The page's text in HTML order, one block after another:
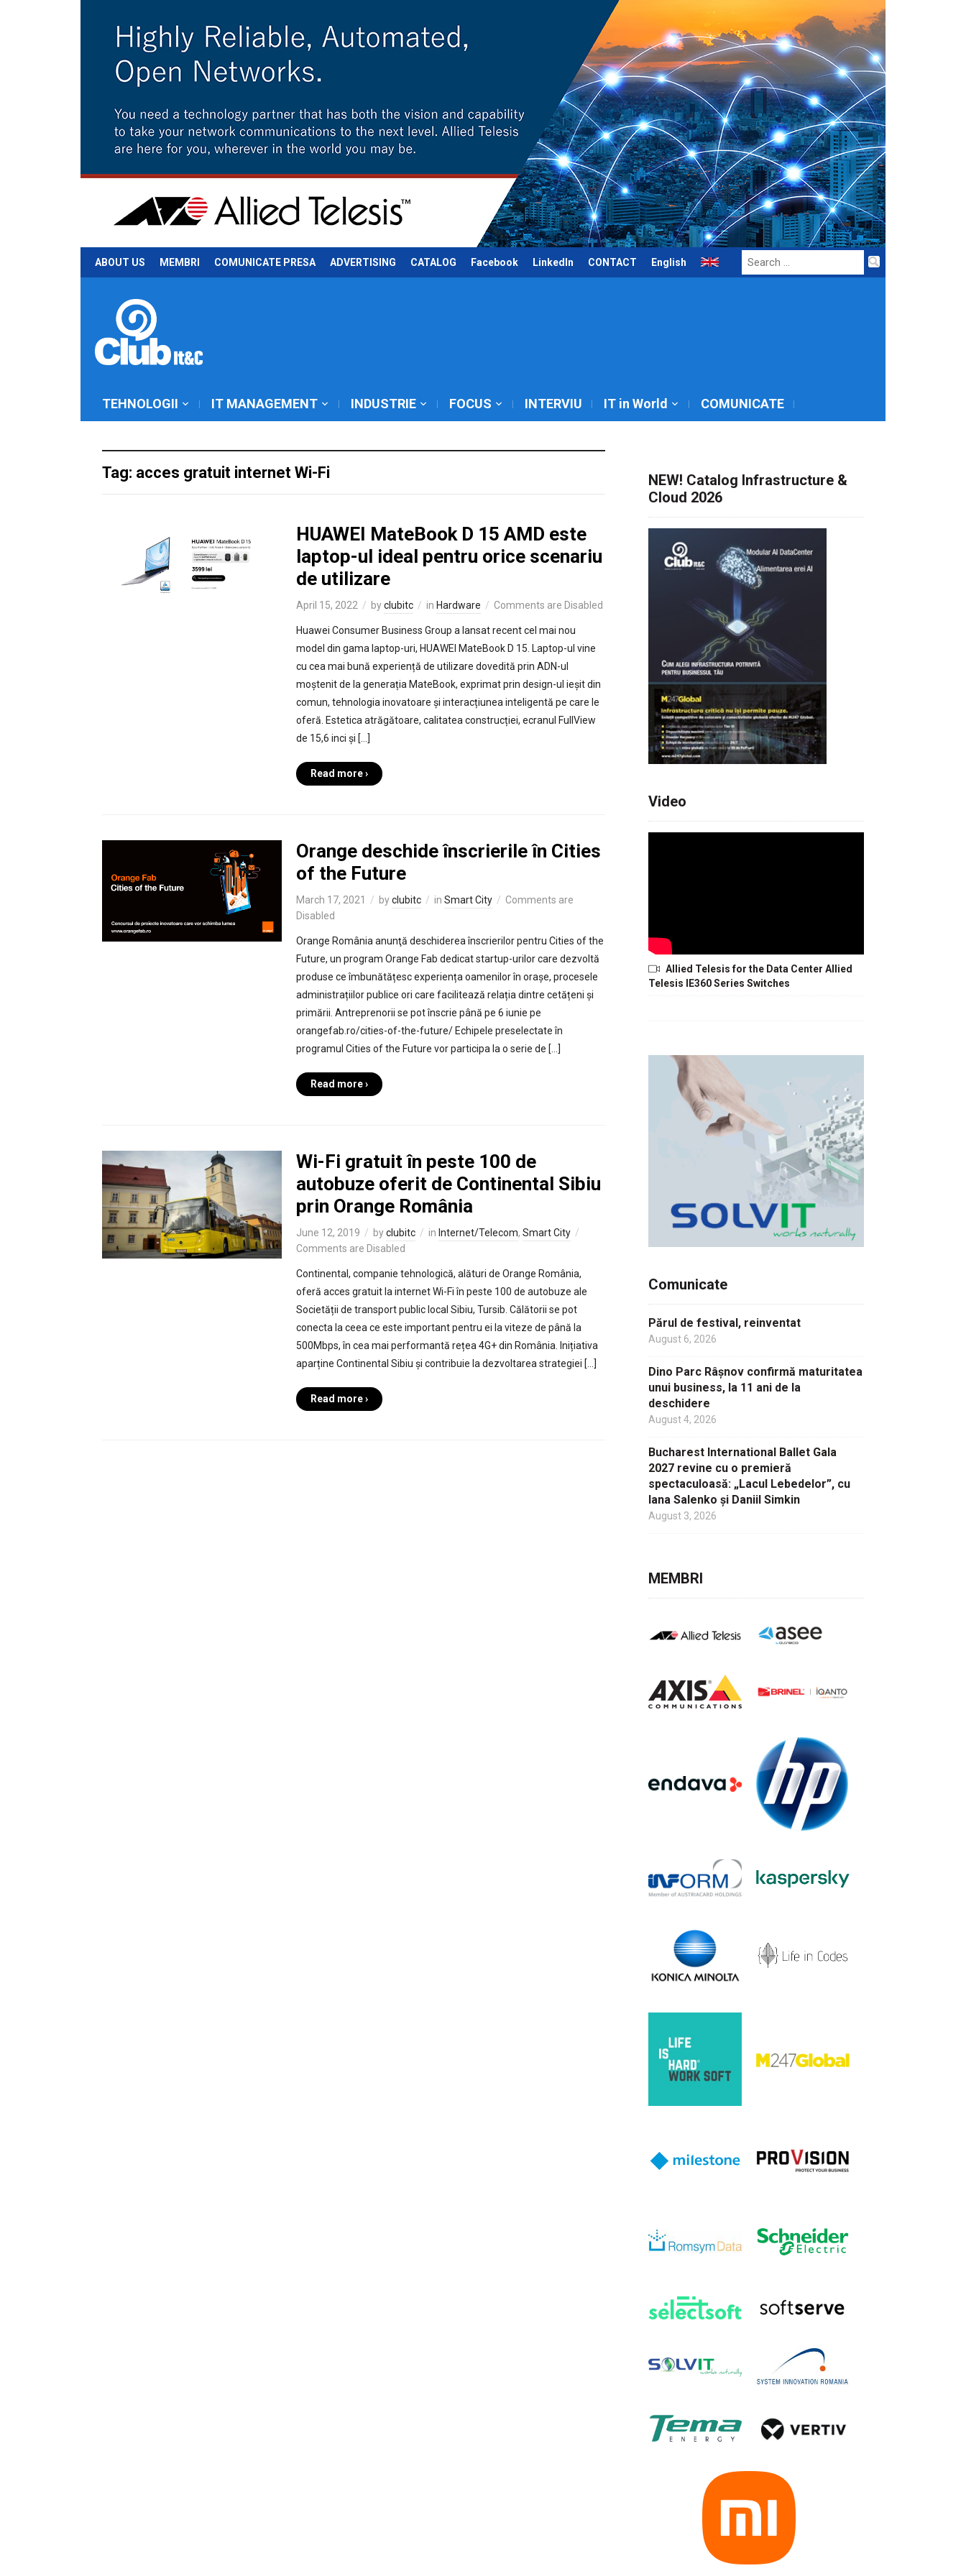
ABOUT US MEMBRI COMUNICATE PRESA ADVERTISING CATALOG Facebook LinkedIn CONTACT English
Search
for:
TEHNOLOGII IT MANAGEMENT INDUSTRIE FOCUS INTERVIU IT in World COMUNICATE
Tag: acces gratuit internet Wi-Fi
HUAWEI MateBook D 15 AMD este
laptop-ul ideal pentru orice scenariu
de utilizare
April 15, 2022 byclubitc in Hardware Comments are Disabled
Huawei Consumer Business Group a lansat recent cel mai nou
model din gama laptop-uri, HUAWEI MateBook D 15. Laptop-ul vine
cu cea mai bună experiență de utilizare dovedită prin ADN-ul
moștenit de la generația MateBook, exprimat prin design-ul ieșit din
comun, tehnologia inovatoare și interacțiunea inteligentă pe care le
oferă. Estetica atrăgătoare, calitatea construcției, ecranul FullView
de 15,6 inci și […]
Read more ›
Orange deschide înscrierile în Cities
of the Future
March 17, 2021 byclubitc in Smart City
Comments are
Disabled
Orange România anunţă deschiderea înscrierilor pentru Cities of the
Future, un program Orange Fab dedicat startup-urilor care dezvoltă
produse ce îmbunătățesc experiența oamenilor în orașe, procesele
administrațiilor publice ori care facilitează relația dintre cetățeni și
primării. Antreprenorii se pot înscrie până pe 6 iunie pe
orangefab.ro/cities-of-the-future/ Echipele preselectate în
programul Cities of the Future vor participa la o serie de […]
Read more ›
Wi-Fi gratuit în peste 100 de
autobuze oferit de Continental Sibiu
prin Orange România
June 12, 2019 byclubitc in Internet/Telecom, Smart City
Comments are Disabled
Continental, companie tehnologică, alături de Orange România,
oferă acces gratuit la internet Wi-Fi în peste 100 de autobuze ale
Societății de transport public local Sibiu, Tursib. Călătorii se pot
conecta la ceea ce este important pentru ei la viteze de până la
500Mbps, în cea mai performantă rețea 4G+ din România. Inițiativa
aparține Continental Sibiu și contribuie la dezvoltarea strategiei […]
Read more ›
NEW! Catalog Infrastructure &
Cloud 2026
Video
Allied Telesis for the Data Center Allied
Telesis IE360 Series Switches
Comunicate
Părul de festival, reinventat
August 6, 2026
Dino Parc Râșnov confirmă maturitatea
unui business, la 11 ani de la
deschidere
August 4, 2026
Bucharest International Ballet Gala
2027 revine cu o premieră
spectaculoasă: „Lacul Lebedelor”, cu
Iana Salenko și Daniil Simkin
August 3, 2026
MEMBRI